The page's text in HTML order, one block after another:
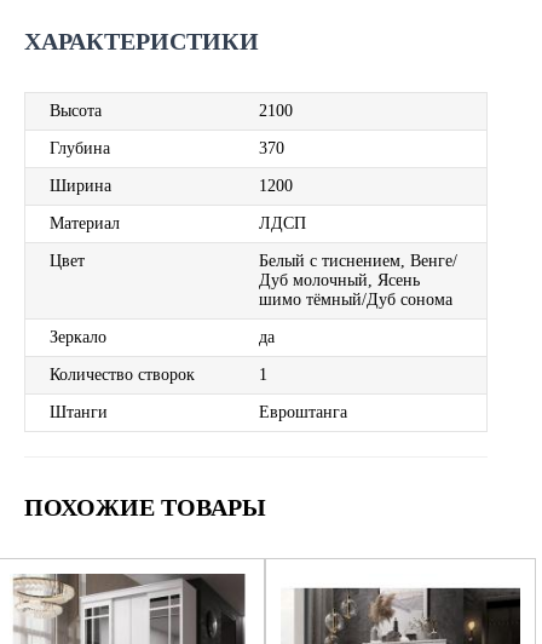
ХАРАКТЕРИСТИКИ
Высота 2100
Глубина 370
Ширина 1200
Материал ЛДСП
Цвет
Белый с тиснением, Венге/
Дуб молочный, Ясень
шимо тёмный/Дуб сонома
Зеркало да
Количество створок 1
Штанги Евроштанга
ПОХОЖИЕ ТОВАРЫ